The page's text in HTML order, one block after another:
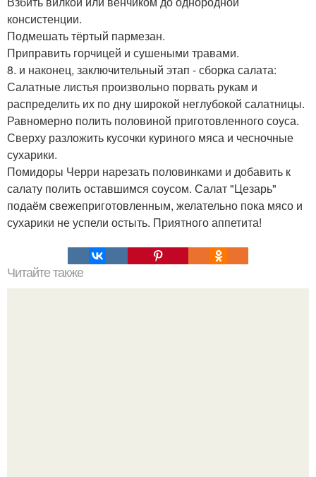
консистенции.
Подмешать тёртый пармезан.
Приправить горчицей и сушеными травами.
8. и наконец, заключительный этап - сборка салата:
Салатные листья произвольно порвать рукам и
распределить их по дну широкой неглубокой салатницы.
Равномерно полить половиной приготовленного соуса.
Сверху разложить кусочки куриного мяса и чесночные
сухарики.
Помидоры Черри нарезать половинками и добавить к
салату полить оставшимся соусом. Салат "Цезарь"
подаём свежеприготовленным, желательно пока мясо и
сухарики не успели остыть. Приятного аппетита!
Читайте также